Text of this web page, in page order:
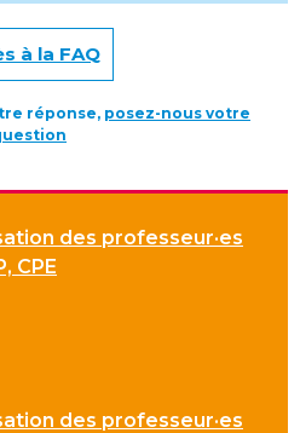
à la FAQ
réponse, posez-nous votre
des professeur·es
CPE
des professeur·es